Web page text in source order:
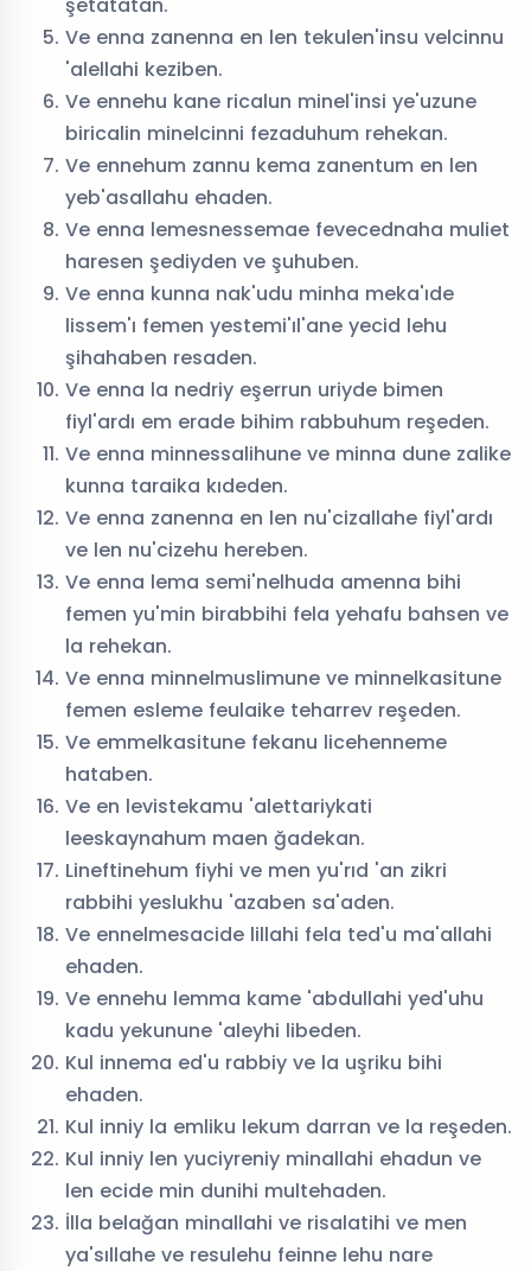
Hafız
şetatatan.
Ve enna zanenna en len tekulen'insu velcinnu
'alellahi keziben.
Ve ennehu kane ricalun minel'insi ye'uzune
biricalin minelcinni fezaduhum rehekan.
Ve ennehum zannu kema zanentum en len
yeb'asallahu ehaden.
Ve enna lemesnessemae fevecednaha muliet
haresen şediyden ve şuhuben.
Ve enna kunna nak'udu minha meka'ıde
lissem'ı femen yestemi'ıl'ane yecid lehu
şihahaben resaden.
Ve enna la nedriy eşerrun uriyde bimen
fiyl'ardı em erade bihim rabbuhum reşeden.
Ve enna minnessalihune ve minna dune zalike
kunna taraika kıdeden.
Ve enna zanenna en len nu'cizallahe fiyl'ardı
ve len nu'cizehu hereben.
Ve enna lema semi'nelhuda amenna bihi
femen yu'min birabbihi fela yehafu bahsen ve
la rehekan.
Ve enna minnelmuslimune ve minnelkasitune
femen esleme feulaike teharrev reşeden.
Ve emmelkasitune fekanu licehenneme
hataben.
Ve en levistekamu 'alettariykati
leeskaynahum maen ğadekan.
Lineftinehum fiyhi ve men yu'rıd 'an zikri
rabbihi yeslukhu 'azaben sa'aden.
Ve ennelmesacide lillahi fela ted'u ma'allahi
ehaden.
Ve ennehu lemma kame 'abdullahi yed'uhu
kadu yekunune 'aleyhi libeden.
Kul innema ed'u rabbiy ve la uşriku bihi
ehaden.
Kul inniy la emliku lekum darran ve la reşeden.
Kul inniy len yuciyreniy minallahi ehadun ve
len ecide min dunihi multehaden.
İlla belağan minallahi ve risalatihi ve men
ya'sıllahe ve resulehu feinne lehu nare